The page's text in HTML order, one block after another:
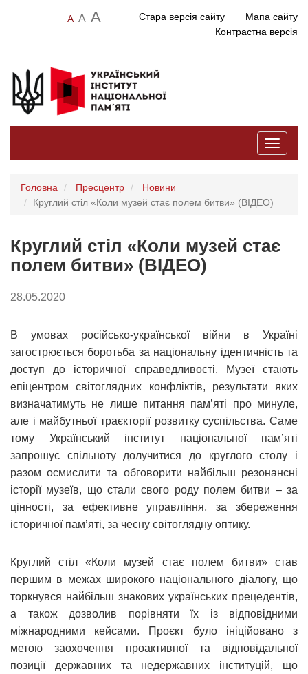
A A A Стара версія сайту
Мапа сайту
Контрастна версія
Toggle
Головна Пресцентр
Новини
Круглий стіл «Коли музей стає полем битви» (ВІДЕО)
Круглий стіл «Коли музей стає
полем битви» (ВІДЕО)
28.05.2020
В умовах російсько-української війни в Україні
загострюється боротьба за національну ідентичність та
доступ до історичної справедливості. Музеї стають
епіцентром світоглядних конфліктів, результати яких
визначатимуть не лише питання пам’яті про минуле,
але і майбутньої траєкторії розвитку суспільства. Саме
тому Український інститут національної пам’яті
запрошує спільноту долучитися до круглого столу і
разом осмислити та обговорити найбільш резонансні
історії музеїв, що стали свого роду полем битви – за
цінності, за ефективне управління, за збереження
історичної пам’яті, за чесну світоглядну оптику.
Круглий стіл «Коли музей стає полем битви» став
першим в межах широкого національного діалогу, що
торкнувся найбільш знакових українських прецедентів,
а також дозволив порівняти їх із відповідними
міжнародними кейсами. Проєкт було ініційовано з
метою заохочення проактивної та відповідальної
позиції державних та недержавних інституцій, що